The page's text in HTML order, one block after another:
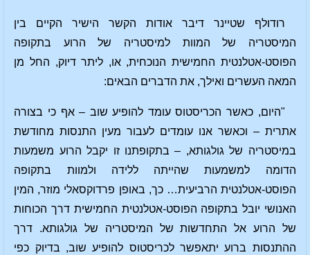
רודולף שטיינר דיבר אודות הקשר הישיר הקיים בין
המיסטריה של המוות למיסטריה של הרוע בתקופה
הפוסט-אטלנטית החמישית הנוכחית, או, ליתר דיוק, החל מן
המאה העשרים ואילך, את הדברים הבאים:
"היום, כאשר הכריסטוס עומד להופיע שוב – אף כי בצורה
אתרית – וכאשר אנו עומדים לעבור מעין התנסות מחודשת
במיסטריה של גולגותא, – בתקופתנו זו יקבל הרוע משמעות
הדומה למשמעות שהייתה ללידה ולמוות בתקופה
הפוסט-אטלנטית הרביעית… כך, באופן פרדוקסאלי מוזר, המין
האנושי יובל בתקופה הפוסט-אטלנטית החמישית דרך הכוחות
של הרוע אל התחדשות של המיסטריה של גולגותא. דרך
ההתנסות ברוע יתאפשר לכריסטוס להופיע שוב, בדיוק כפי